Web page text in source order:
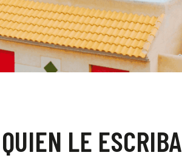
LE ESCRIBA